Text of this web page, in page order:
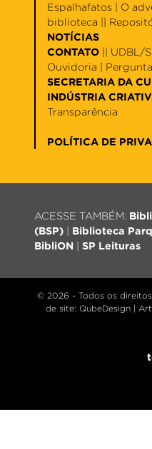
Espalhafatos
O
biblioteca
NOTÍCIAS
CONTATO
UDBL/
Ouvidoria
SECRETARIA DA
INDÚSTRIA
Transparência
POLÍTICA DE
ACESSE TAMBÉM:
(BSP)
Biblioteca
BibliON
SP Leituras
© 2026 - Todos os
de site: QubeDesign |